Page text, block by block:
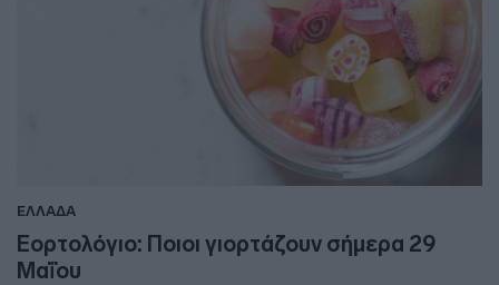
ΕΛΛΑΔΑ
Εορτολόγιο: Ποιοι γιορτάζουν σήμερα 29
Μαΐου